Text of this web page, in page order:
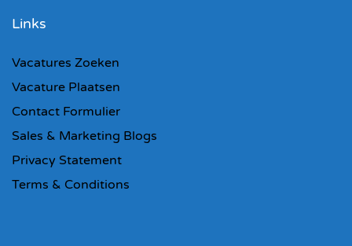
Links
Vacatures Zoeken
Vacature Plaatsen
Contact Formulier
Sales & Marketing Blogs
Privacy Statement
Terms & Conditions